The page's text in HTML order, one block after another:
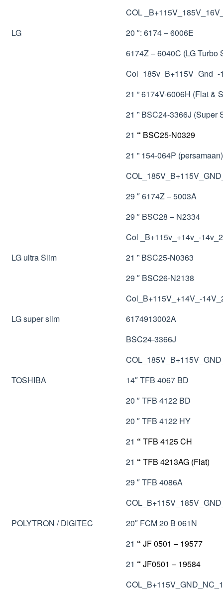
COL
LG
20 ″: 6174 – 6006E
6174Z – 6040C (LG Turbo
21 ” 6174V-6006H (Flat &
21 ” BSC24-3366J (Super
21 “ BSC25-N0329
21 ” 154-064P (persamaan)
29 ″ 6174Z – 5003A
29 ″ BSC28 – N2334
Col _B+115v_+14v_-
LG ultra Slim
21 ” BSC25-N0363
29 ″ BSC26-N2138
Col_B+115V_+14V_-
LG super slim
6174913002A
BSC24-3366J
TOSHIBA
14″ TFB 4067 BD
20 ″ TFB 4122 BD
20 ″ TFB 4122 HY
21 “ TFB 4125 CH
21 “ TFB 4213AG (Flat)
29 ″ TFB 4086A
POLYTRON / DIGITEC
20″ FCM 20 B 061N
21 “ JF 0501 – 19577
21 “ JF0501 – 19584